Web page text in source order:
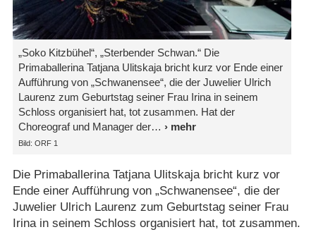
„Soko Kitzbühel“, „Sterbender Schwan.“ Die
Primaballerina Tatjana Ulitskaja bricht kurz vor Ende einer
Aufführung von „Schwanensee“, die der Juwelier Ulrich
Laurenz zum Geburtstag seiner Frau Irina in seinem
Schloss organisiert hat, tot zusammen. Hat der
Choreograf und Manager der
Bild: ORF 1
Die Primaballerina Tatjana Ulitskaja bricht kurz vor
Ende einer Aufführung von „Schwanensee“, die der
Juwelier Ulrich Laurenz zum Geburtstag seiner Frau
Irina in seinem Schloss organisiert hat, tot zusammen.